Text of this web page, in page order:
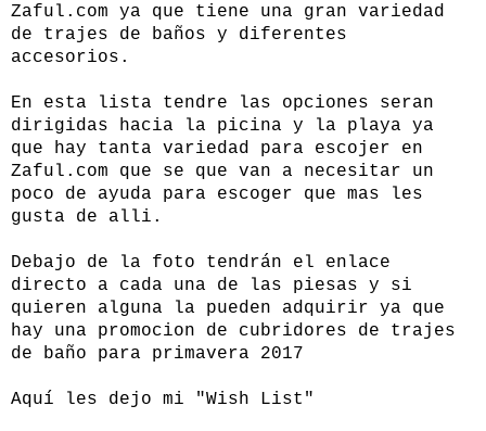
Zaful.com ya que tiene una gran variedad
de trajes de baños y diferentes
accesorios.
En esta lista tendre las opciones seran
dirigidas hacia la picina y la playa ya
que hay tanta variedad para escojer en
Zaful.com que se que van a necesitar un
poco de ayuda para escoger que mas les
gusta de alli.
Debajo de la foto tendrán el enlace
directo a cada una de las piesas y si
quieren alguna la pueden adquirir ya que
hay una promocion de cubridores de trajes
de baño para primavera 2017
Aquí les dejo mi "Wish List"